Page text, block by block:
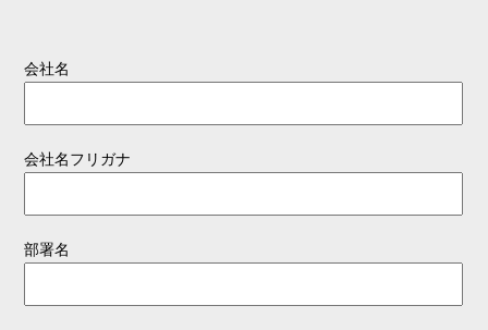
会社名
会社名フリガナ
部署名